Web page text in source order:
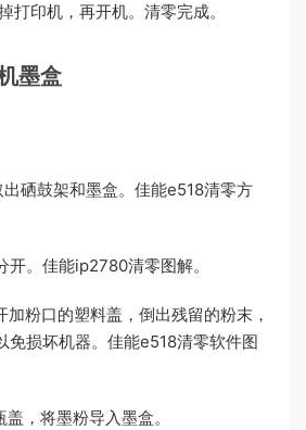
打印机，再开机。清零完成。
墨盒
硒鼓架和墨盒。佳能e518清零方
。佳能ip2780清零图解。
粉口的塑料盖，倒出残留的粉末，
免损坏机器。佳能e518清零软件图
，将墨粉导入墨盒。